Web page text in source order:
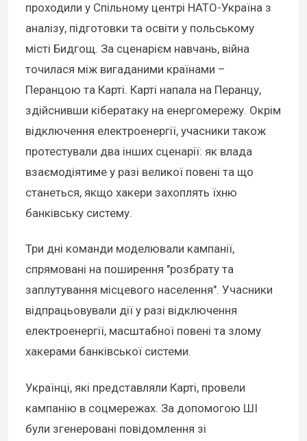
проходили у Спільному центрі НАТО-Україна з
аналізу, підготовки та освіти у польському
місті Бидгощ. За сценарієм навчань, війна
точилася між вигаданими країнами –
Перанцою та Карті. Карті напала на Перанцу,
здійснивши кібератаку на енергомережу. Окрім
відключення електроенергії, учасники також
протестували два інших сценарії: як влада
взаємодіятиме у разі великої повені та що
станеться, якщо хакери захоплять їхню
банківську систему.
Три дні команди моделювали кампанії,
спрямовані на поширення "розбрату та
заплутування місцевого населення". Учасники
відпрацьовували дії у разі відключення
електроенергії, масштабної повені та злому
хакерами банківської системи.
Українці, які представляли Карті, провели
кампанію в соцмережах. За допомогою ШІ
були згенеровані повідомлення зі